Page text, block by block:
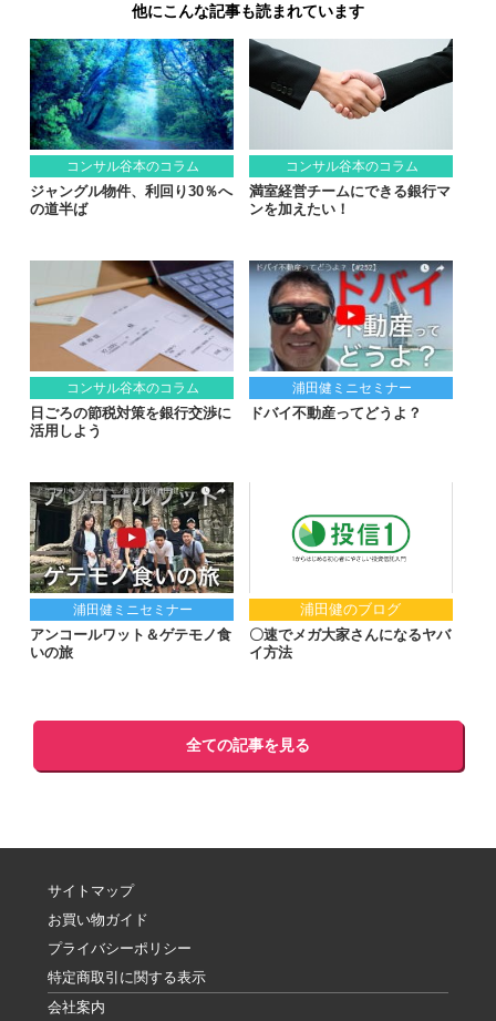
他にこんな記事も読まれています
コンサル谷本のコラム
ジャングル物件、利回り30％へ
の道半ば
コンサル谷本のコラム
満室経営チームにできる銀行マ
ンを加えたい！
コンサル谷本のコラム
日ごろの節税対策を銀行交渉に
活用しよう
浦田健ミニセミナー
ドバイ不動産ってどうよ？
浦田健ミニセミナー
アンコールワット＆ゲテモノ食
いの旅
浦田健のブログ
〇速でメガ大家さんになるヤバ
イ方法
全ての記事を見る
サイトマップ
お買い物ガイド
プライバシーポリシー
特定商取引に関する表示
会社案内